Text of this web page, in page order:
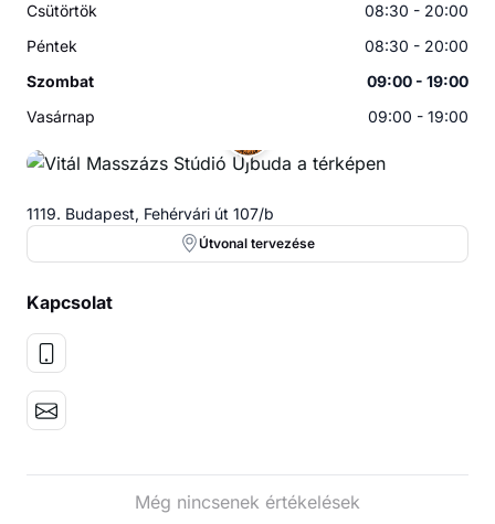
Csütörtök
08:30 - 20:00
Péntek
08:30 - 20:00
Szombat
09:00 - 19:00
Vasárnap
09:00 - 19:00
1119. Budapest, Fehérvári út 107/b
Útvonal tervezése
Kapcsolat
Még nincsenek értékelések